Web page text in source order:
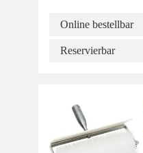
Online bestellbar
Reservierbar